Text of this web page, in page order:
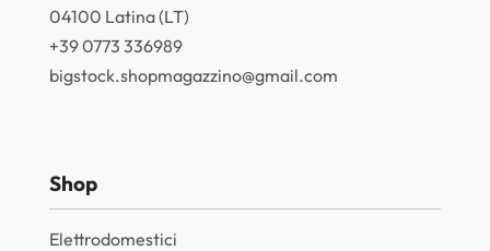
04100 Latina (LT)
+39 0773 336989
bigstock.shopmagazzino@gmail.com
Shop
Elettrodomestici